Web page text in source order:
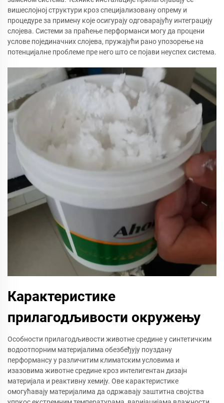
вишеслојној структури кроз специјализовану опрему и
процедуре за примену које осигурају одговарајућу интеграцију
слојева. Системи за праћење перформанси могу да процени
услове појединачних слојева, пружајући рано упозорење на
потенцијалне проблеме пре него што се појави неуспех система.
Карактеристике
прилагодљивости окружењу
Особности прилагодљивости животне средине у синтетичким
водоотпорним материјалима обезбеђују поуздану
перформансу у различитим климатским условима и
изазовима животне средине кроз интелигентан дизајн
материјала и реактивну хемију. Ове карактеристике
омогућавају материјалима да одржавају заштитна својства